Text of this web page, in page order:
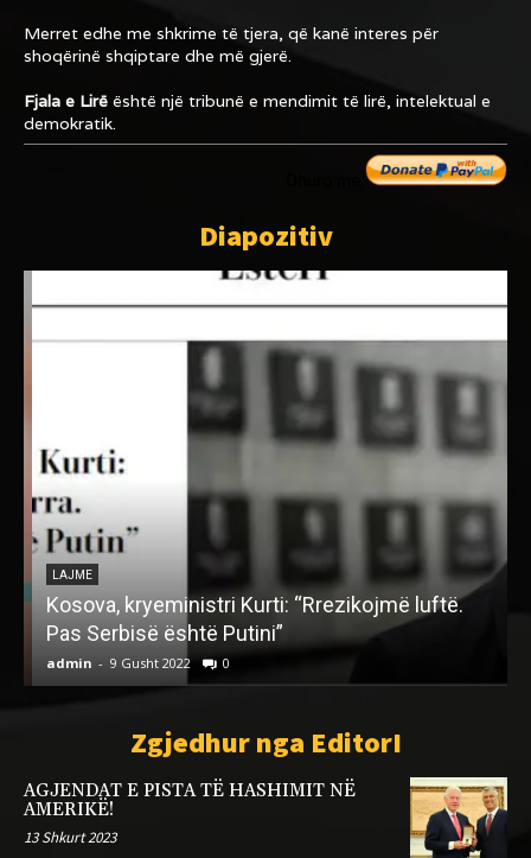
Merret edhe me shkrime të tjera, që kanë interes për
shoqërinë shqiptare dhe më gjerë.
Fjala e Lirë është një tribunë e mendimit të lirë, intelektual e
demokratik.
Diapozitiv
LAJME
Kosova, kryeministri Kurti: “Rrezikojmë luftë.
Pas Serbisë është Putini”
admin - 9 Gusht 2022 0
Zgjedhur nga EditorI
AGJENDAT E PISTA TË HASHIMIT NË
AMERIKË!
13 Shkurt 2023